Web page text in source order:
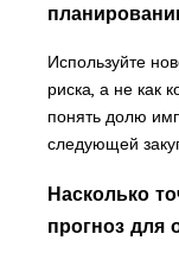
Используйте
риска, а не как
понять долю
следующей
Насколько
прогноз для